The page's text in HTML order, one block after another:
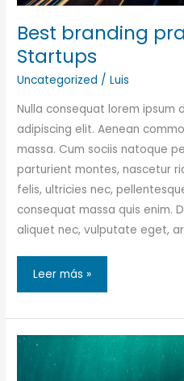
Best branding
Startups
Uncategorized /Luis
Nulla consequat lorem
adipiscing elit. Aenean
massa. Cum sociis natoque
parturient montes, nascetur
felis, ultricies nec,
consequat massa quis enim.
aliquet nec, vulputate eget,
Best
branding
for
Startups
Leer más »